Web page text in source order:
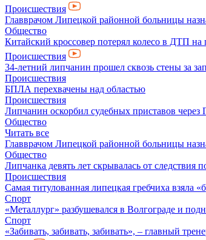
Происшествия
Главврачом Липецкой районной больницы
Общество
Китайский кроссовер потерял колесо в ДТП на
Происшествия
34-летний липчанин прошел сквозь стены за
Происшествия
БПЛА перехвачены над областью
Происшествия
Липчанин оскорбил судебных приставов через
Общество
Читать все
Главврачом Липецкой районной больницы
Общество
Липчанка девять лет скрывалась от следствия
Происшествия
Самая титулованная липецкая гребчиха взяла
Спорт
«Металлург» разбушевался в Волгограде и
Спорт
«Забивать, забивать, забивать», – главный